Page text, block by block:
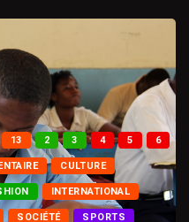
13 2 3 4 5 6
CULTURE
INTERNATIONAL
SOCIÉTÉ SPORTS